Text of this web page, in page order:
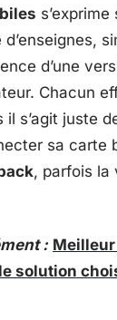
d’une
Chacun
s’agit juste
sa carte
, parfois la
:
solution